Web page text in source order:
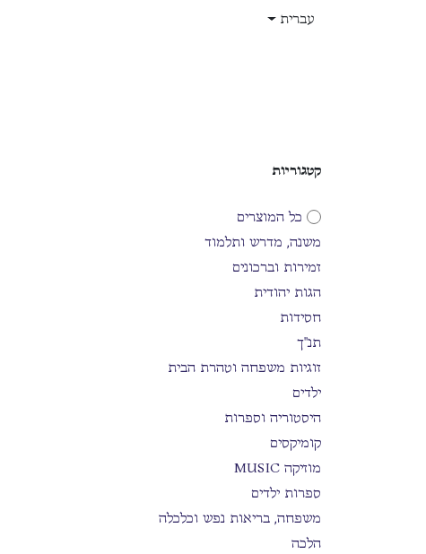
עברית
קטגוריות
כל המוצרים
משנה, מדרש ותלמוד
זמירות וברכונים
הגות יהודית
חסידות
תנ"ך
זוגיות משפחה וטהרת הבית
ילדים
היסטוריה וספרות
קומיקסים
מוזיקה MUSIC
ספרות ילדים
משפחה, בריאות נפש וכלכלה
הלכה